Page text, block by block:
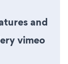
and
vimeo